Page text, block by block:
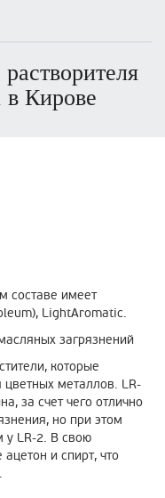
Кирове
составе имеет
LightAromatic.
загрязнений
которые
цветных металлов. LR-
за счет чего отлично
но при этом
у LR-2. В свою
и спирт, что